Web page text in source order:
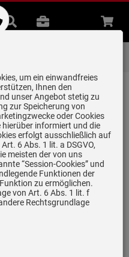
Suche
B2B Beratung
Bewertungen
Artikel
0 Bewertungen
0 Bewertungen
0 Bewertungen
um ein einwandfreies
Ihnen den
unser Angebot stetig zu
zur Speicherung von
oder Cookies
informiert und die
erfolgt ausschließlich auf
6 Abs. 1 lit. a DSGVO,
meisten der von uns
“Session-Cookies” und
Funktionen der
zu ermöglichen.
von Art. 6 Abs. 1 lit. f
Rechtsgrundlage